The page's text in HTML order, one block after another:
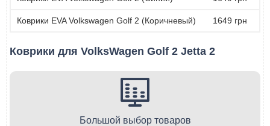
Коврики EVA Volkswagen Golf 2 (Коричневый) 1649 грн
Коврики для VolksWagen Golf 2 Jetta 2
Большой выбор товаров